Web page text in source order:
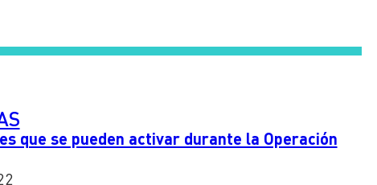
que se pueden activar durante la Operación